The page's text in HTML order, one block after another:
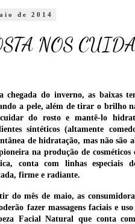
de 2014
NOS
chegada do inverno, as baixas
a pele, além de tirar o brilho
do rosto e mantê-lo
sintéticos (altamente
de hidratação, mas não são
na produção de
conta com linhas
firme e radiante.
do mês de maio, as
fazer massagens faciais e
Facial Naturalque conta com